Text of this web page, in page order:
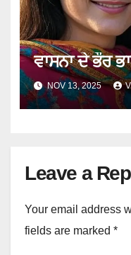
ਵਾਸਨਾ ਦੇ ਭੌਰ
NOV 13, 2025
Leave a
Your email address
fields are marked *